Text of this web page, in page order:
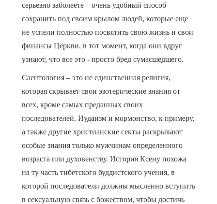
серьезно заболеете – очень удобный способ
сохранить под своим крылом людей, которые еще
не успели полностью посвятить свою жизнь и свои
финансы Церкви, в тот момент, когда они вдруг
узнают, что все это - просто бред сумасшедшего.
Саентология – это не единственная религия,
которая скрывает свои эзотерические знания от
всех, кроме самых преданных своих
последователей. Иудаизм и мормонство, к примеру,
а также другие христианские секты раскрывают
особые знания только мужчинам определенного
возраста или духовенству. История Ксену похожа
на ту часть тибетского буддистского учения, в
которой последователи должны мысленно вступить
в сексуальную связь с божеством, чтобы достичь